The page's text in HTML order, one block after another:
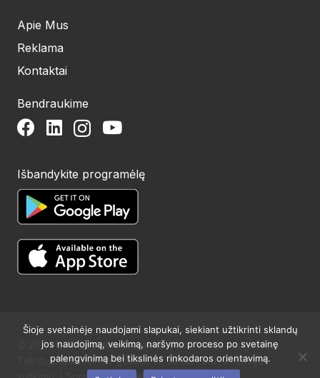
Apie Mus
Reklama
Kontaktai
Bendraukime
Išbandykite programėlę
© 2024 UAB Structum projektai. Visos teisės saugomos.
Tekstų publikavimas galimas tik su raštišku redakcijos
Šioje svetainėje naudojami slapukai, siekiant užtikrinti sklandų
jos naudojimą, veikimą, naršymo proceso po svetainę
palengvinimą bei tikslinės rinkodaros orientavimą.